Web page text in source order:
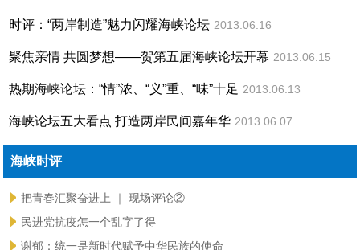
时评：“两岸制造”魅力闪耀海峡论坛 2013.06.16
聚焦亲情 共圆梦想——贺第五届海峡论坛开幕 2013.06.15
热期海峡论坛：“情”浓、“义”重、“味”十足 2013.06.13
海峡论坛五大看点 打造两岸民间嘉年华 2013.06.07
海峡时评
把青春汇聚奋进上 ｜ 现场评论②
民进党抗疫怎一个乱字了得
谢郁：统一是新时代赋予中华民族的使命